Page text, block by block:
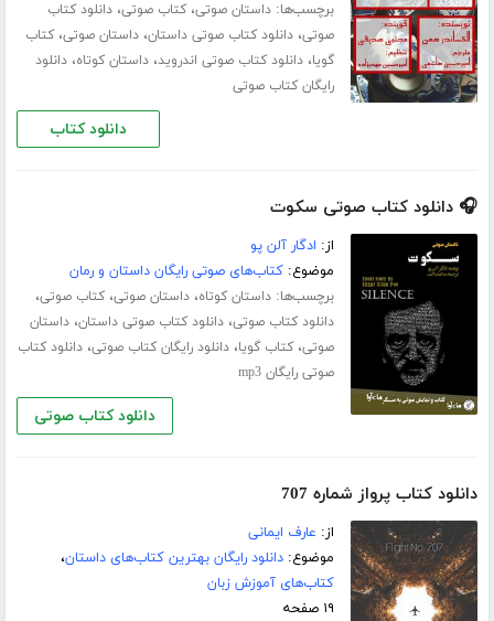
برچسب‌ها:داستان صوتی،کتاب صوتی،دانلود کتاب
صوتی،دانلود کتاب صوتی داستان،داستان صوتی،کتاب
گویا،دانلود کتاب صوتی اندروید،داستان کوتاه،دانلود
رایگان کتاب صوتی
دانلود کتاب
🎧 دانلود کتاب صوتی سکوت
از: ادگار آلن پو
موضوع:کتاب‌های صوتی رایگان داستان و رمان
برچسب‌ها:داستان کوتاه،داستان صوتی،کتاب صوتی،
دانلود کتاب صوتی،دانلود کتاب صوتی داستان،داستان
صوتی،کتاب گویا،دانلود رایگان کتاب صوتی،دانلود کتاب
صوتی رایگان mp3
دانلود کتاب صوتی
دانلود کتاب پرواز شماره 707
از: عارف ایمانی
موضوع:دانلود رایگان بهترین کتاب‌های داستان،
کتاب‌های آموزش زبان
۱۹ صفحه